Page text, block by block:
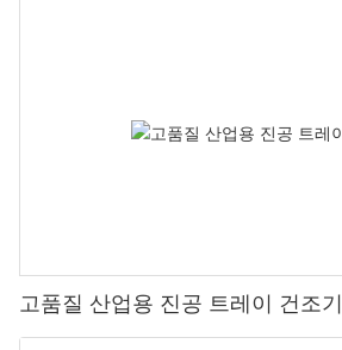
고품질 산업용 진공 트레이 건조기